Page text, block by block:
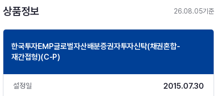
상품정보 26.08.05기준
한국투자EMP글로벌자산배분증권자투자신탁(채권혼합-
재간접형)(C-P)
설정일 2015.07.30